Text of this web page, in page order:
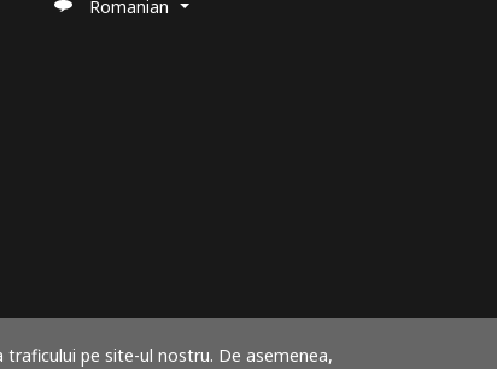
pe site-ul nostru. De asemenea,
Romanian